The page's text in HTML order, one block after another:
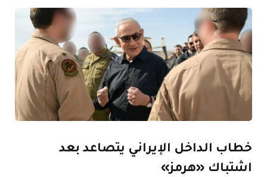
خطاب الداخل الإيراني يتصاعد بعد
اشتباك «هرمز»